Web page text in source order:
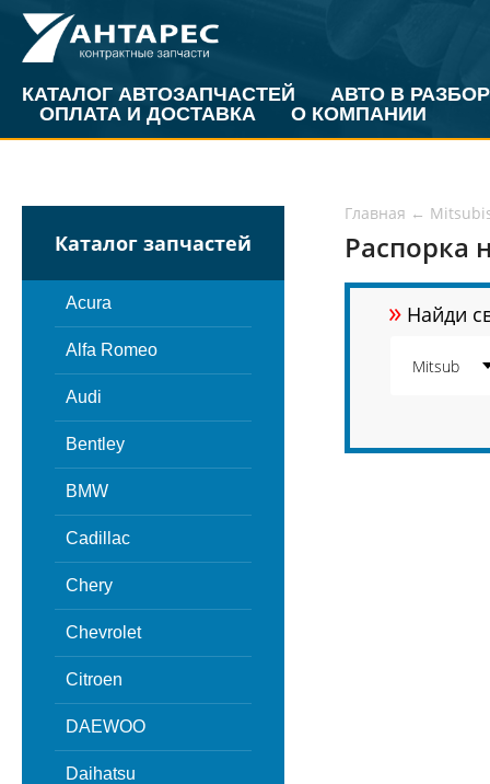
КАТАЛОГ АВТОЗАПЧАСТЕЙ
АВТО В РАЗБОР
ОПЛАТА И ДОСТАВКА
О КОМПАНИИ
Каталог запчастей
Acura
Alfa Romeo
Audi
Bentley
BMW
Cadillac
Chery
Chevrolet
Citroen
DAEWOO
Daihatsu
Главная ←
Распорка
» Найди